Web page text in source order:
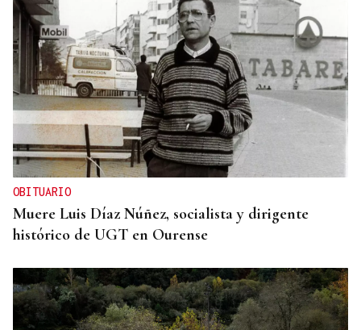
OBITUARIO
Muere Luis Díaz Núñez, socialista y dirigente
histórico de UGT en Ourense